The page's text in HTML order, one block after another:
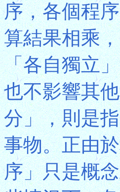
序，各個程
算結果相乘
「各自獨立
也不影響其
分」，則是
事物。正由
序」只是概